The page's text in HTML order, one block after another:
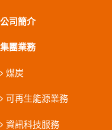
公司簡介
集團業務
煤炭
可再生能源業務
資訊科技服務